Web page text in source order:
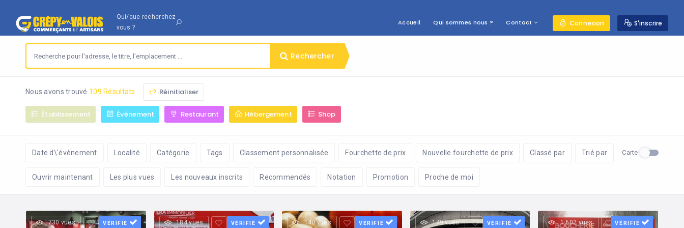
Qui/que recherchez
vous ?
Accueil Qui sommes nous ? Contact Connexion S'inscrire
Rechercher
Nous avons trouvé 109 Résultats Réinitialiser
Établissement Événement Restaurant Hébergement Shop
Date d\'évènement Localité Catégorie Tags Classement personnalisée Fourchette de prix Nouvelle fourchette de prix Classé par Trié par
Ouvrir maintenant Les plus vues Les nouveaux inscrits Recommendés Notation Promotion Proche de moi
Carte
730 vues VÉRIFIÉ 184 vues VÉRIFIÉ 140 vues VÉRIFIÉ 149 vues VÉRIFIÉ 1 602 vues VÉRIFIÉ